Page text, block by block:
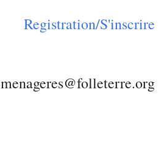
Registration/S'inscrire
menageres@folleterre.org